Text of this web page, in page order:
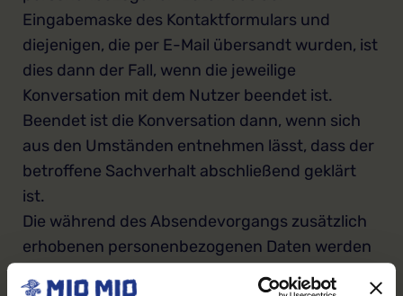
Eingabemaske des Kontaktformulars und
diejenigen, die per E-Mail übersandt wurden, ist
dies dann der Fall, wenn die jeweilige
Konversation mit dem Nutzer beendet ist.
Beendet ist die Konversation dann, wenn sich
aus den Umständen entnehmen lässt, dass der
betroffene Sachverhalt abschließend geklärt
ist.
Die während des Absendevorgangs zusätzlich
erhobenen personenbezogenen Daten werden
spätestens nach einer Frist von sieben Tagen